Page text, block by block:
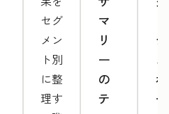
セグ
メン
ト別
に整
理す
マ
リ
ー
の
テ
シ
ュ
ボ
ー